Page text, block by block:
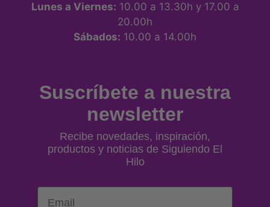
Lunes a Viernes: 10.00 a 13.30h y 17.00 a
20.00h
Sábados: 10.00 a 14.00h
Suscríbete a nuestra
newsletter
Recibe novedades, inspiración,
productos y noticias de Siguiendo El
Hilo
Email